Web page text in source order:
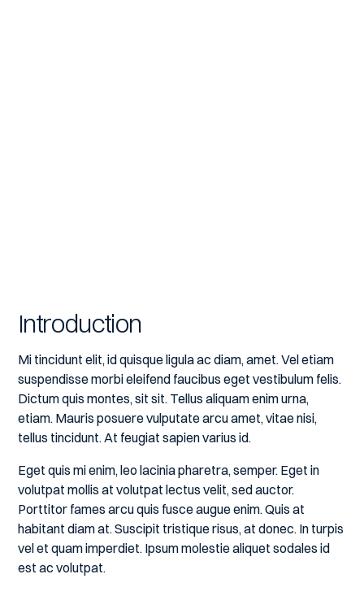
Introduction
Mi tincidunt elit, id quisque ligula ac diam, amet. Vel etiam
suspendisse morbi eleifend faucibus eget vestibulum felis.
Dictum quis montes, sit sit. Tellus aliquam enim urna,
etiam. Mauris posuere vulputate arcu amet, vitae nisi,
tellus tincidunt. At feugiat sapien varius id.
Eget quis mi enim, leo lacinia pharetra, semper. Eget in
volutpat mollis at volutpat lectus velit, sed auctor.
Porttitor fames arcu quis fusce augue enim. Quis at
habitant diam at. Suscipit tristique risus, at donec. In turpis
vel et quam imperdiet. Ipsum molestie aliquet sodales id
est ac volutpat.